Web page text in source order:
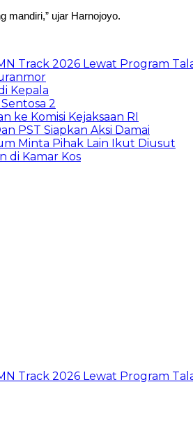
mandiri,” ujar Harnojoyo.
Track 2026 Lewat Program
Kepala
2
ke Komisi Kejaksaan RI
PST Siapkan Aksi Damai
Minta Pihak Lain Ikut Diusut
di Kamar Kos
Track 2026 Lewat Program